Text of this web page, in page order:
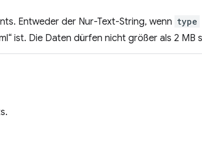
Entweder der Nur-Text-String, wenn type
ist. Die Daten dürfen nicht größer als 2 MB